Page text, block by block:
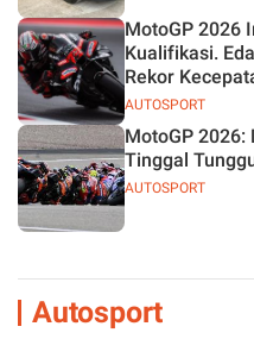
AUTOSPORT
MotoGP 2026
Kualifikasi.
Rekor
AUTOSPORT
MotoGP 2026:
Tinggal
Autosport